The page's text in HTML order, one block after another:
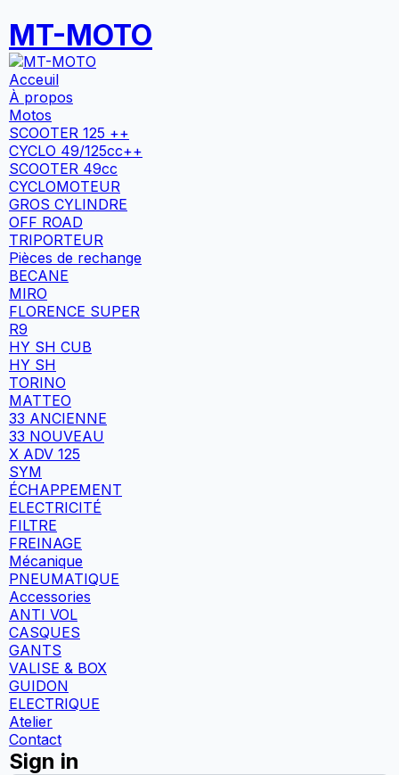
MT-MOTO
Acceuil
À propos
Motos
SCOOTER 125 ++
CYCLO 49/125cc++
SCOOTER 49cc
CYCLOMOTEUR
GROS CYLINDRE
OFF ROAD
TRIPORTEUR
Pièces de rechange
BECANE
MIRO
FLORENCE SUPER
R9
HY SH CUB
HY SH
TORINO
MATTEO
33 ANCIENNE
33 NOUVEAU
X ADV 125
SYM
ÉCHAPPEMENT
ELECTRICITÉ
FILTRE
FREINAGE
Mécanique
PNEUMATIQUE
Accessories
ANTI VOL
CASQUES
GANTS
VALISE & BOX
GUIDON
ELECTRIQUE
Atelier
Contact
Sign in